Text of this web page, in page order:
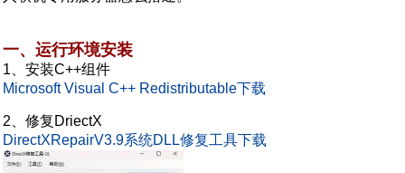
一、运行环境安装
1、安装C++组件
Microsoft Visual C++ Redistributable下载
2、修复DriectX
DirectXRepairV3.9系统DLL修复工具下载